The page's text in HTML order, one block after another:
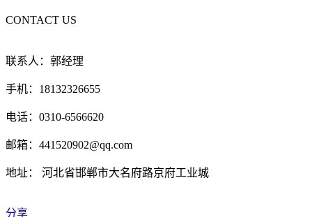
CONTACT US
联系人：郭经理
手机：18132326655
电话：0310-6566620
邮箱：441520902@qq.com
地址： 河北省邯郸市大名府路京府工业城
分享